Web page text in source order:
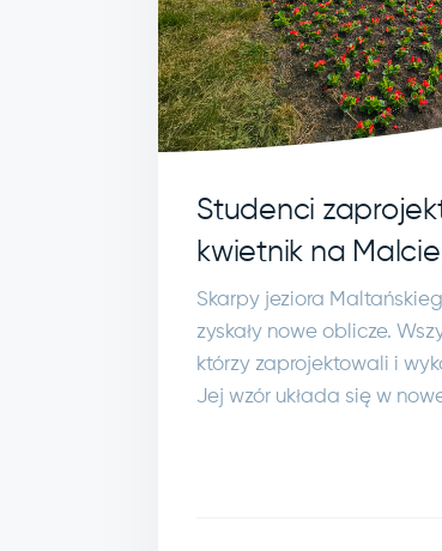
Studenci
kwietnik na
Skarpy jeziora
zyskały nowe oblicze.
którzy zaprojektowali i
Jej wzór układa się w